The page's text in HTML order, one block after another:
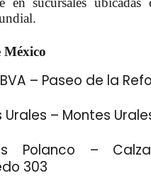
México
– Paseo de la
Urales – Montes
Polanco –
303